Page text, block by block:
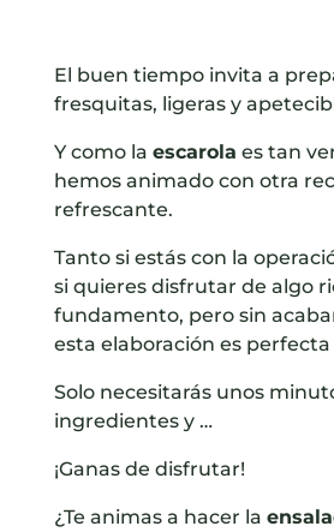
El buen tiempo invita a
fresquitas, ligeras y
Y como la escarola es tan
hemos animado con otra
refrescante.
Tanto si estás con la
si quieres disfrutar de algo
fundamento, pero sin
esta elaboración es perfecta
Solo necesitarás unos
ingredientes y …
¡Ganas de disfrutar!
¿Te animas a hacer la